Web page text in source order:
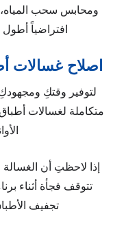
ومحابس سحب المياه،
افتراضياً أطول
اصلاح غسالات
لتوفير وقتكِ
متكاملة لغسالات
إذا لاحظتِ أن
تتوقف فجأة أثناء
تجفيف